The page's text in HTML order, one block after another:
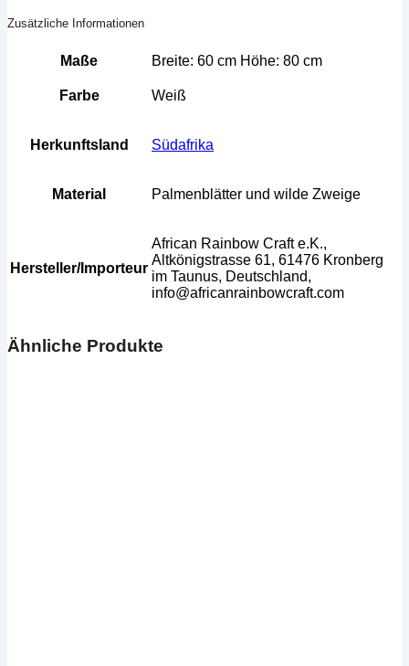
Zusätzliche Informationen
Maße Breite: 60 cm Höhe: 80 cm
Farbe Weiß
Herkunftsland Südafrika
Material Palmenblätter und wilde Zweige
Hersteller/Importeur
African Rainbow Craft e.K.,
Altkönigstrasse 61, 61476 Kronberg
im Taunus, Deutschland,
info@africanrainbowcraft.com
Ähnliche Produkte